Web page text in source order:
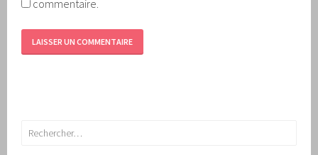
commentaire.
Rechercher :